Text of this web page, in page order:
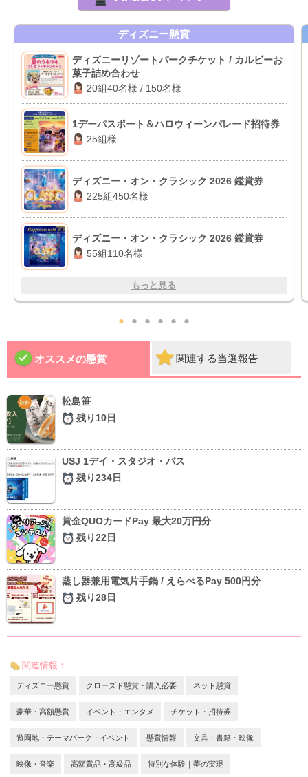
ディズニー懸賞
ディズニーリゾートパークチケット / カルビーお
菓子詰め合わせ
20組40名様 / 150名様
1デーパスポート＆ハロウィーンパレード招待券
25組様
ディズニー・オン・クラシック 2026 鑑賞券
225組450名様
ディズニー・オン・クラシック 2026 鑑賞券
55組110名様
もっと見る
● ● ● ● ● ●
オススメの懸賞 関連する当選報告
松島笹
残り10日
USJ 1デイ・スタジオ・パス
残り234日
賞金QUOカードPay 最大20万円分
残り22日
蒸し器兼用電気片手鍋 / えらべるPay 500円分
残り28日
関連情報：
ディズニー懸賞 クローズド懸賞・購入必要 ネット懸賞
豪華・高額懸賞 イベント・エンタメ チケット・招待券
遊園地・テーマパーク・イベント 懸賞情報 文具・書籍・映像
映像・音楽 高額賞品・高級品 特別な体験｜夢の実現